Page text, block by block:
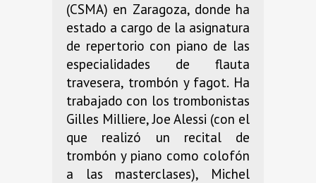
(CSMA) en Zaragoza, donde ha
estado a cargo de la asignatura
de repertorio con piano de las
especialidades de flauta
travesera, trombón y fagot. Ha
trabajado con los trombonistas
Gilles Milliere, Joe Alessi (con el
que realizó un recital de
trombón y piano como colofón
a las masterclases), Michel